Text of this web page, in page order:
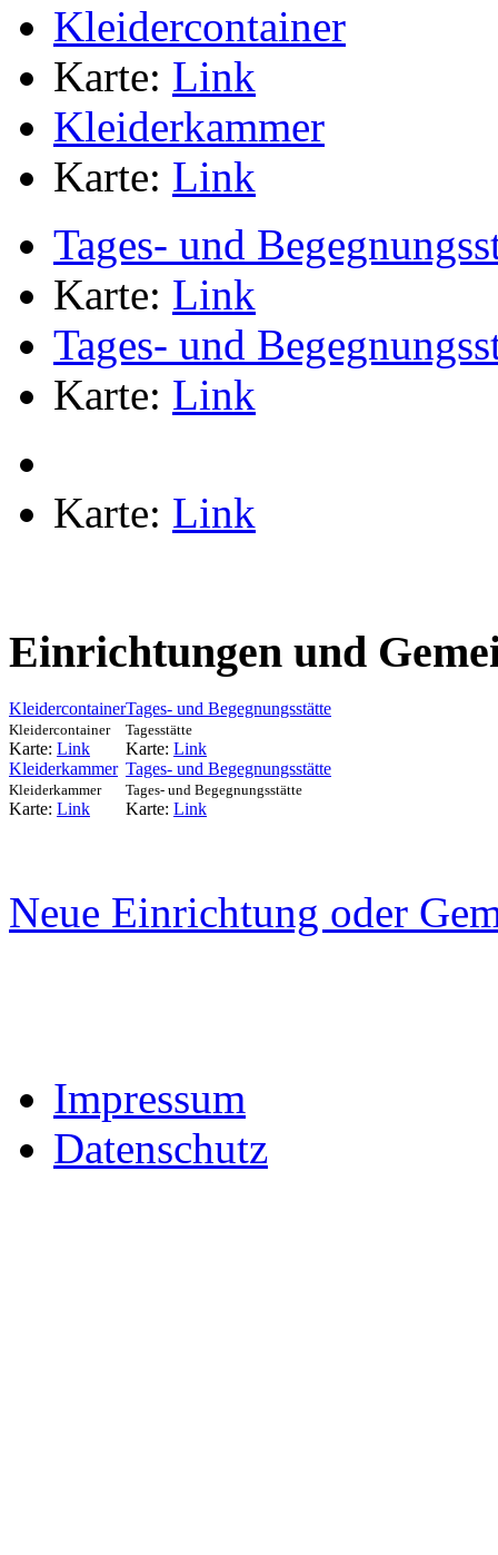
Kleidercontainer
Karte: Link
Kleiderkammer
Karte: Link
Tages- und
Karte: Link
Tages- und
Karte: Link
Karte: Link
Einrichtungen und
Kleidercontainer
Kleidercontainer
Karte: Link
Tages- und Begegnungsstätte
Tagesstätte
Karte: Link
Kleiderkammer
Kleiderkammer
Karte: Link
Tages- und Begegnungsstätte
Tages- und Begegnungsstätte
Karte: Link
Neue Einrichtung oder
Impressum
Datenschutz